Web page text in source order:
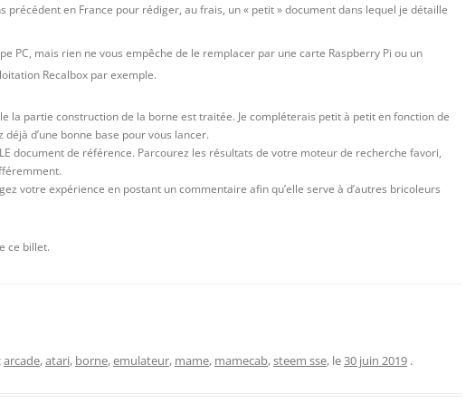
précédent en France pour rédiger, au frais, un « petit » document dans lequel je détaille
PC, mais rien ne vous empêche de le remplacer par une carte Raspberry Pi ou un
Recalbox par exemple.
la partie construction de la borne est traitée. Je compléterais petit à petit en fonction de
d’une bonne base pour vous lancer.
LE document de référence. Parcourez les résultats de votre moteur de recherche favori,
votre expérience en postant un commentaire afin qu’elle serve à d’autres bricoleurs
ce billet.
arcade,atari, borne,emulateur, mame, mamecab,steem sse, le30 juin 2019 .